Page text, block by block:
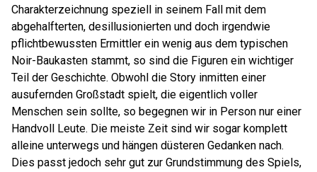
Charakterzeichnung speziell in seinem Fall mit dem
abgehalfterten, desillusionierten und doch irgendwie
pflichtbewussten Ermittler ein wenig aus dem typischen
Noir-Baukasten stammt, so sind die Figuren ein wichtiger
Teil der Geschichte. Obwohl die Story inmitten einer
ausufernden Großstadt spielt, die eigentlich voller
Menschen sein sollte, so begegnen wir in Person nur einer
Handvoll Leute. Die meiste Zeit sind wir sogar komplett
alleine unterwegs und hängen düsteren Gedanken nach.
Dies passt jedoch sehr gut zur Grundstimmung des Spiels,